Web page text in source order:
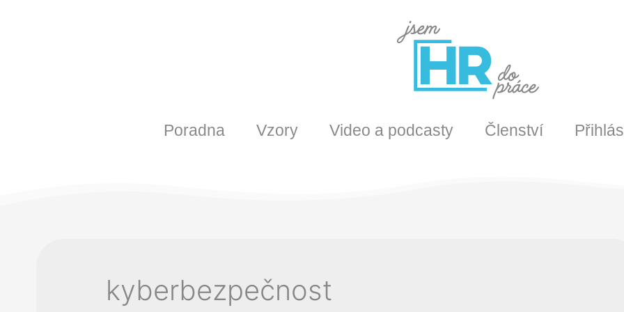
Poradna Vzory Video a podcasty Členství
kyberbezpečnost